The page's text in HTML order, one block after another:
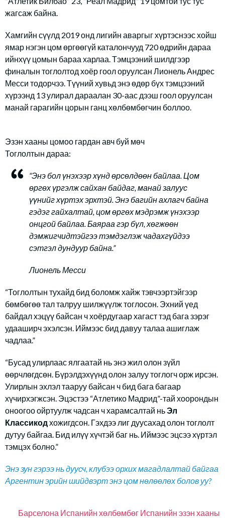
жагсаж байна.
Хамгийн сүүлд 2019 онд лигийн аваргыг хүртэснээс хойш
ямар нэгэн цом өргөөгүй каталончууд 720 өдрийн дараа
ийнхүү цомын бараа харлаа. Тэмцээний шилдгээр
финалын тоглолтод хоёр гоол оруулсан Лионель Андрес
Месси тодорчээ. Түүний хувьд энэ өдөр бүх тэмцээний
хүрээнд 13 улирал дараалан 30-аас дээш гоол оруулсан
манай гарагийн цорын ганц хөлбөмбөгчин боллоо.
Эзэн хааны цомоо гардан авч буй мөч
Тоглолтын дараа:
“Энэ бол үнэхээр хүнд өрсөлдөөн байлаа. Цом
өргөх үргэлж сайхан байдаг, манай залуус
үүнийг хүртэх эрхтэй. Энэ багийн ахлагч байна
гэдэг гайхалтай, цом өргөх мэдрэмж үнэхээр
онцгой байлаа. Баяраа гэр бүл, хөгжөөн
дэмжигчидтэйгээ тэмдэглэж чадахгүйдээ
сэтгэл дундуур байна.”
Лионель Месси
“Тоглолтын тухайд бид боломж хайж тэвчээртэйгээр
бөмбөгөө тал талруу шилжүүлж тоглосон. Эхний үед
байдал хэцүү байсан ч хоёрдугаар хагаст тэд бага зэрэг
удааширч эхэлсэн. Иймээс бид давуу талаа ашиглаж
чадлаа.”
“Бусад улирлаас ялгаатай нь энэ жил олон зүйл
өөрчлөгдсөн. Бүрэлдэхүүнд олон залуу тоглогч орж ирсэн.
Улирлын эхлэл тааруу байсан ч бид бага багаар
хүчирхэгжсэн. Эцэстээ “Атлетико Мадрид”-тай хоорондын
оноогоо ойртуулж чадсан ч харамсалтай ньЭл
Классикодхожигдсон. Гэхдээ лиг дуусахад олон тоглолт
дутуу байгаа. Бид илүү хүчтэй баг нь. Иймээс эцсээ хүртэл
тэмцэх болно.”
Энэ зун гэрээ нь дуусч, клубээ орхих магадлалтай байгаа
Аргентин эрийн шийдвэрт энэ цом нөлөөлөх болов уу?
Барселона Испанийн хөлбөмбөг Испанийн эзэн хааны